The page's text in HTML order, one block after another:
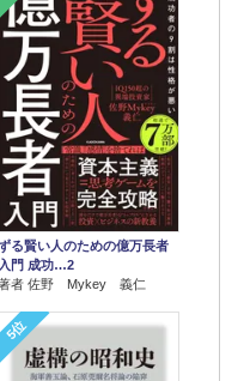
る賢い人のための億万長者
入門 成功…2
者 佐野 Mykey 義仁
5位